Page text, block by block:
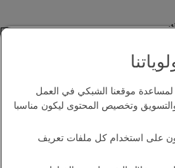
موقعنا الشبكي في العمل
وتخصيص المحتوى ليكون مناسبا
على استخدام كل ملفات تعريف